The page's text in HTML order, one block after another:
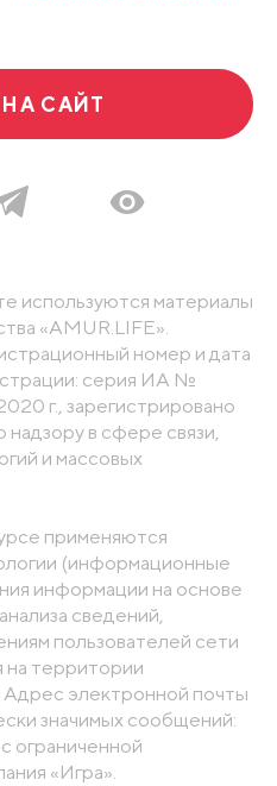
САЙТ
используются материалы
«AMUR.LIFE».
номер и дата
серия ИА №
г., зарегистрировано
в сфере связи,
и массовых
применяются
(информационные
информации на основе
сведений,
пользователей сети
территории
электронной почты
значимых сообщений:
ограниченной
«Игра».